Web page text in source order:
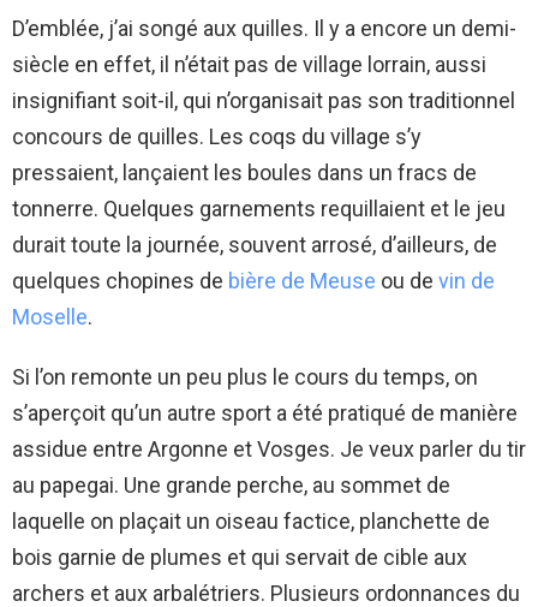
D’emblée, j’ai songé aux quilles. Il y a encore un demi-
siècle en effet, il n’était pas de village lorrain, aussi
insignifiant soit-il, qui n’organisait pas son traditionnel
concours de quilles. Les coqs du village s’y
pressaient, lançaient les boules dans un fracs de
tonnerre. Quelques garnements requillaient et le jeu
durait toute la journée, souvent arrosé, d’ailleurs, de
quelques chopines de bière de Meuse ou de vin de
Moselle.
Si l’on remonte un peu plus le cours du temps, on
s’aperçoit qu’un autre sport a été pratiqué de manière
assidue entre Argonne et Vosges. Je veux parler du tir
au papegai. Une grande perche, au sommet de
laquelle on plaçait un oiseau factice, planchette de
bois garnie de plumes et qui servait de cible aux
archers et aux arbalétriers. Plusieurs ordonnances du